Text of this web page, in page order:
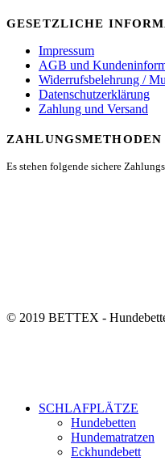
GESETZLICHE
Impressum
AGB und
Widerrufsbelehrung /
Datenschutzerklärung
Zahlung und Versand
ZAHLUNGSMETHODEN
Es stehen folgende sichere
© 2019 BETTEX -
SCHLAFPLÄTZE
Hundebetten
Hundematratzen
Eckhundebett